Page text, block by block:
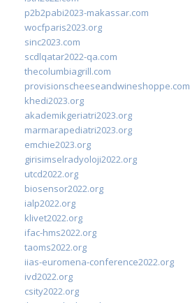
p2b2pabi2023-makassar.com
wocfparis2023.org
sinc2023.com
scdlqatar2022-qa.com
thecolumbiagrill.com
provisionscheeseandwineshoppe.com
khedi2023.org
akademikgeriatri2023.org
marmarapediatri2023.org
emchie2023.org
girisimselradyoloji2022.org
utcd2022.org
biosensor2022.org
ialp2022.org
klivet2022.org
ifac-hms2022.org
taoms2022.org
iias-euromena-conference2022.org
ivd2022.org
csity2022.org